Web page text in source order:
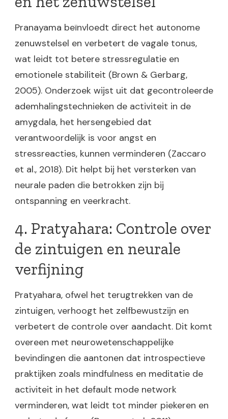
Pranayama beïnvloedt direct het autonome
zenuwstelsel en verbetert de vagale tonus,
wat leidt tot betere stressregulatie en
emotionele stabiliteit (Brown & Gerbarg,
2005). Onderzoek wijst uit dat gecontroleerde
ademhalingstechnieken de activiteit in de
amygdala, het hersengebied dat
verantwoordelijk is voor angst en
stressreacties, kunnen verminderen (Zaccaro
et al., 2018). Dit helpt bij het versterken van
neurale paden die betrokken zijn bij
ontspanning en veerkracht.
4. Pratyahara: Controle over
de zintuigen en neurale
verfijning
Pratyahara, ofwel het terugtrekken van de
zintuigen, verhoogt het zelfbewustzijn en
verbetert de controle over aandacht. Dit komt
overeen met neurowetenschappelijke
bevindingen die aantonen dat introspectieve
praktijken zoals mindfulness en meditatie de
activiteit in het default mode network
verminderen, wat leidt tot minder piekeren en